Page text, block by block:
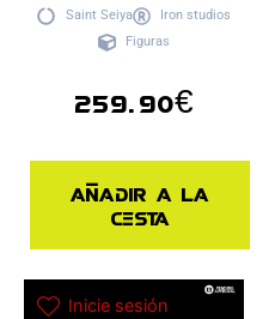
Saint Seiya
Iron studios
Figuras
259.90€
Añadir a la
cesta
Inicie sesión